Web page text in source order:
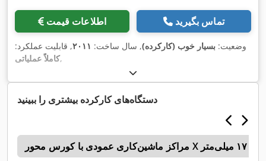
اطلاعات قیمت تماس بگیرید
وضعیت: بسیار خوب (کارکرده), سال ساخت: ۲۰۱۱, قابلیت عملکرد:
کاملاً عملیاتی,
دستگاه‌های کارکرده بیشتری را ببینید